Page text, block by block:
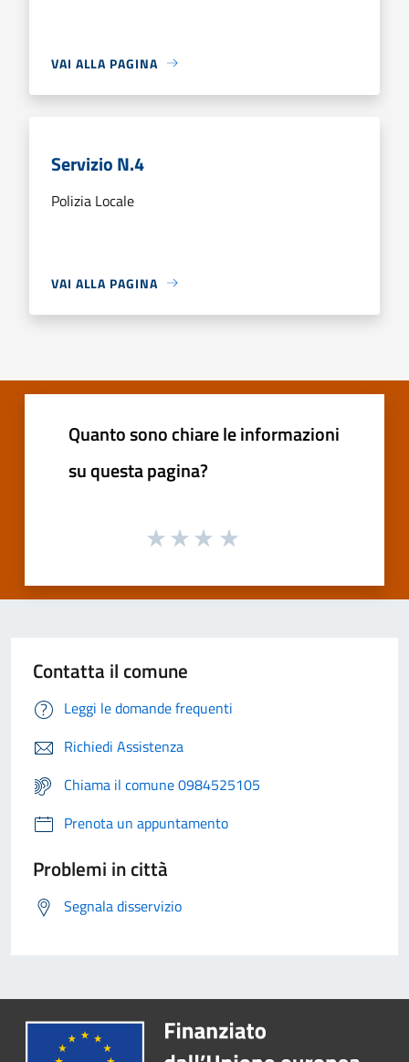
VAI ALLA PAGINA
Servizio N.4
Polizia Locale
VAI ALLA PAGINA
Quanto sono chiare le informazioni
su questa pagina?
Contatta il comune
Leggi le domande frequenti
Richiedi Assistenza
Chiama il comune 0984525105
Prenota un appuntamento
Problemi in città
Segnala disservizio